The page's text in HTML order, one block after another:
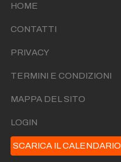
HOME
CONTATTI
PRIVACY
TERMINI E CONDIZIONI
MAPPA DEL SITO
LOGIN
SCARICA IL CALENDARIO